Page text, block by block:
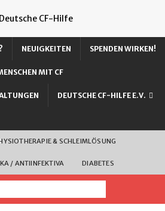
NEUIGKEITEN SPENDEN WIRKEN!
MIT CF
DEUTSCHE CF-HILFE E.V.
& SCHLEIMLÖSUNG
/ ANTIINFEKTIVA DIABETES